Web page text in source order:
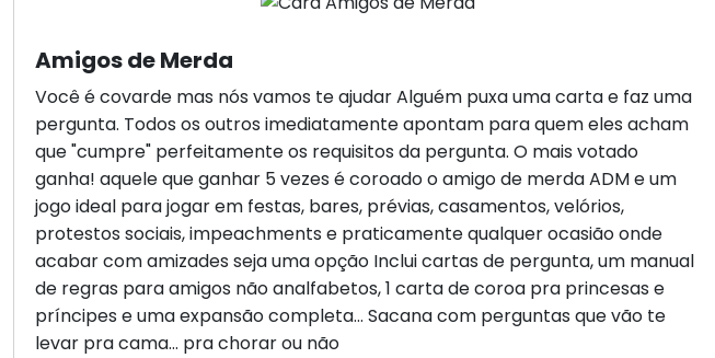
Amigos de Merda
Você é covarde mas nós vamos te ajudar Alguém puxa uma carta e faz uma
pergunta. Todos os outros imediatamente apontam para quem eles acham
que "cumpre" perfeitamente os requisitos da pergunta. O mais votado
ganha! aquele que ganhar 5 vezes é coroado o amigo de merda ADM e um
jogo ideal para jogar em festas, bares, prévias, casamentos, velórios,
protestos sociais, impeachments e praticamente qualquer ocasião onde
acabar com amizades seja uma opção Inclui cartas de pergunta, um manual
de regras para amigos não analfabetos, 1 carta de coroa pra princesas e
príncipes e uma expansão completa... Sacana com perguntas que vão te
levar pra cama… pra chorar ou não